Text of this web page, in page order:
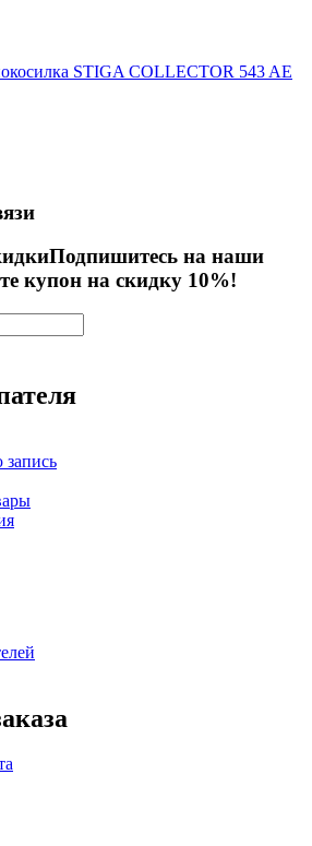
STIGA COLLECTOR 543 AE
Подпишитесь на наши
купон на скидку 10%!
запись